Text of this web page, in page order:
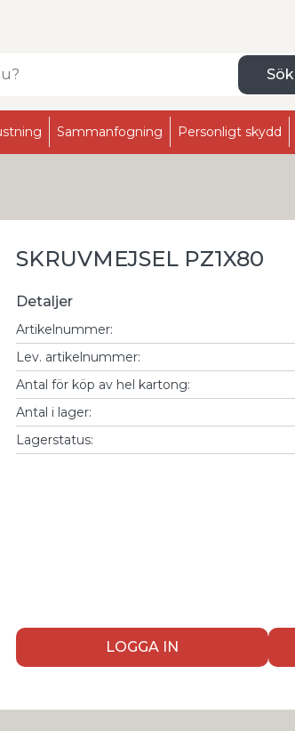
Sök
Sammanfogning Personligt skydd
SKRUVMEJSEL PZ1X80
Detaljer
Artikelnummer:
Lev. artikelnummer:
Antal för köp av hel kartong:
Antal i lager:
Lagerstatus:
LOGGA IN